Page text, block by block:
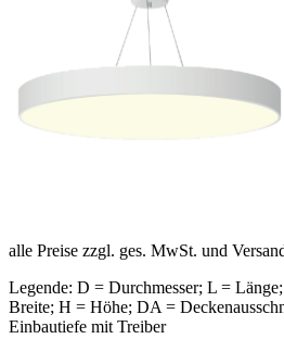
alle Preise zzgl. ges. MwSt. und
Legende: D = Durchmesser; L =
Breite; H = Höhe; DA =
Einbautiefe mit Treiber